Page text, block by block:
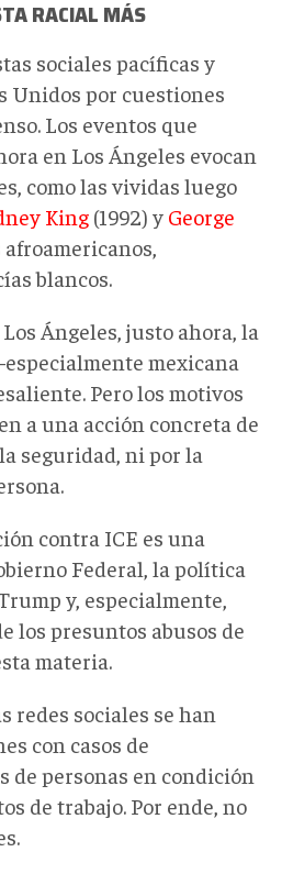
RACIAL MÁS
sociales pacíficas y
Unidos por cuestiones
Los eventos que
en Los Ángeles evocan
como las vividas luego
King(1992) y George
blancos.
Ángeles, justo ahora, la
mexicana
Pero los motivos
a una acción concreta de
seguridad, ni por la
contra ICE es una
Federal, la política
y, especialmente,
los presuntos abusos de
materia.
redes sociales se han
con casos de
de personas en condición
de trabajo. Por ende, no